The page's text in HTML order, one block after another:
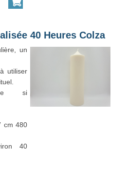
40 Heures Colza
un
utiliser
si
cm 480
40